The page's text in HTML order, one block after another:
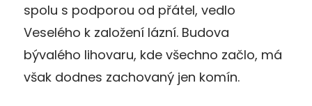
spolu s podporou od přátel, vedlo
Veselého k založení lázní. Budova
bývalého lihovaru, kde všechno začlo, má
však dodnes zachovaný jen komín.